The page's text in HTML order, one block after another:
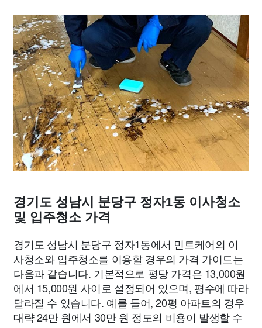
경기도 성남시 분당구 정자1동 이사청소
및 입주청소 가격
경기도 성남시 분당구 정자1동에서 민트케어의 이
사청소와 입주청소를 이용할 경우의 가격 가이드는
다음과 같습니다. 기본적으로 평당 가격은 13,000원
에서 15,000원 사이로 설정되어 있으며, 평수에 따라
달라질 수 있습니다. 예를 들어, 20평 아파트의 경우
대략 24만 원에서 30만 원 정도의 비용이 발생할 수